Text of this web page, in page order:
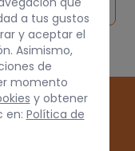
a tus gustos
y aceptar el
Asimismo,
de
momento
y obtener
en: Política de